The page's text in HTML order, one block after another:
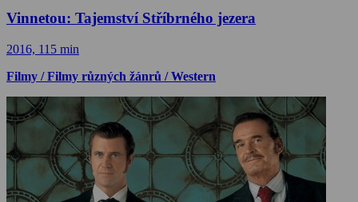
Vinnetou: Tajemství Stříbrného jezera
2016, 115 min
Filmy / Filmy různých žánrů / Western